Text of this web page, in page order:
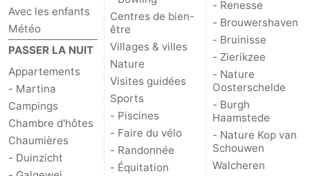
Sluis
-
Cadzand
-
Nature
Het
Zwin
Météo
Contact
Avec les enfants
Météo
PASSER LA NUIT
Appartements
- Martina
Campings
Chambre d'hôtes
Chaumières
- Duinzicht
Centres de bien-
être
Villages & villes
Nature
Visites guidées
Sports
- Piscines
- Faire du vélo
- Randonnée
- Équitation
- Renesse
- Brouwershaven
- Bruinisse
- Zierikzee
- Nature
Oosterschelde
- Burgh
Haamstede
- Nature Kop van
Schouwen
Walcheren